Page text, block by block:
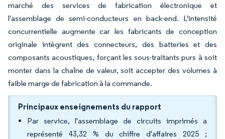
marché des services de fabrication électronique et
l'assemblage de semi-conducteurs en back-end. L'intensité
concurrentielle augmente car les fabricants de conception
originale intègrent des connecteurs, des batteries et des
composants acoustiques, forçant les sous-traitants purs à soit
monter dans la chaîne de valeur, soit accepter des volumes à
faible marge de fabrication à la commande.
Principaux enseignements du rapport
Par service, l'assemblage de circuits imprimés a
représenté 43,32 % du chiffre d'affaires 2025 ;